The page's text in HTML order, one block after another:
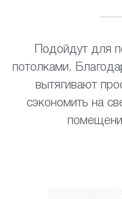
Подойдут для
потолками.
вытягивают
сэкономить на